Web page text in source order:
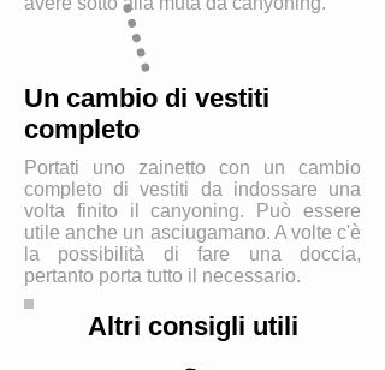
Un cambio di vestiti
completo
Portati uno zainetto con un cambio
completo di vestiti da indossare una
volta finito il canyoning. Può essere
utile anche un asciugamano. A volte c'è
la possibilità di fare una doccia,
pertanto porta tutto il necessario.
Altri consigli utili